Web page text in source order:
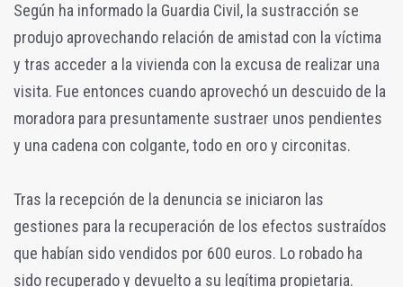
Según ha informado la Guardia Civil, la sustracción se
produjo aprovechando relación de amistad con la víctima
y tras acceder a la vivienda con la excusa de realizar una
visita. Fue entonces cuando aprovechó un descuido de la
moradora para presuntamente sustraer unos pendientes
y una cadena con colgante, todo en oro y circonitas.
Tras la recepción de la denuncia se iniciaron las
gestiones para la recuperación de los efectos sustraídos
que habían sido vendidos por 600 euros. Lo robado ha
sido recuperado y devuelto a su legítima propietaria.